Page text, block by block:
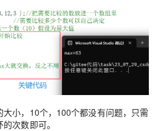
大小，10个，100个都没有问题，只需
次数即可。